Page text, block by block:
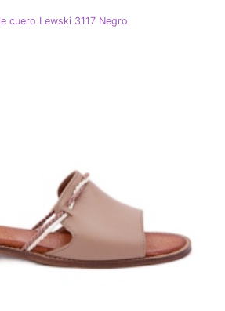
cuero Lewski 3117 Negro